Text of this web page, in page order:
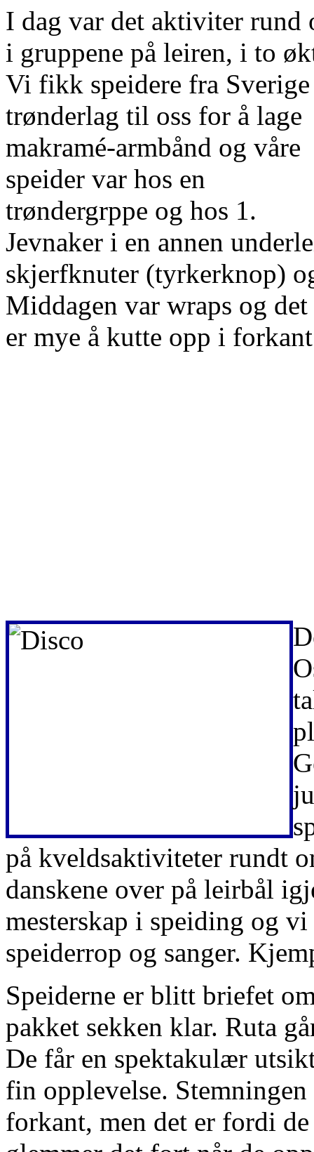
I dag var det aktiviter rund
i gruppene på leiren, i to
Vi fikk speidere fra
trønderlag til oss for å lage
makramé-armbånd og våre
speider var hos en
trøndergrppe og hos 1.
Jevnaker i en annen
skjerfknuter (tyrkerknop)
Middagen var wraps og
er mye å kutte opp i
på kveldsaktiviteter rundt
danskene over på leirbål
mesterskap i speiding og
speiderrop og sanger.
Speiderne er blitt briefet
pakket sekken klar. Ruta
De får en spektakulær
fin opplevelse.
forkant, men det er fordi